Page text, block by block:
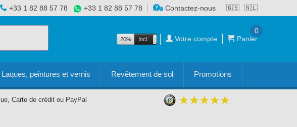
🇬🇧 🇳🇱
+33 1 82 88 57 78 +33 1 82 88 57 78 Contactez-nous
20% Incl. Excl. Votre compte Panier
0
Laques, peintures et vernis Revêtement de sol Promotions
Carte de crédit ou PayPal